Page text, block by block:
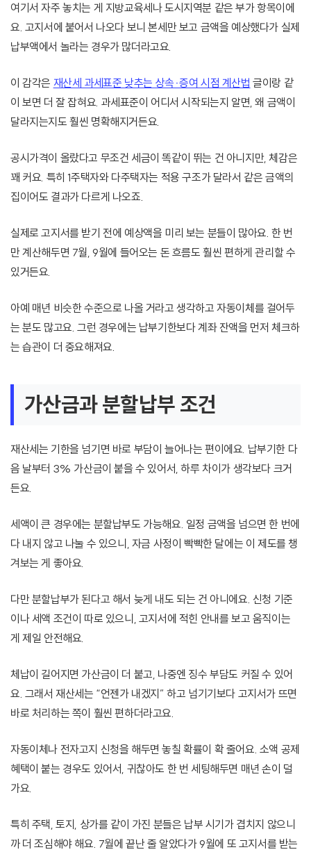
여기서 자주 놓치는 게 지방교육세나 도시지역분 같은 부가 항목이에
요. 고지서에 붙어서 나오다 보니 본세만 보고 금액을 예상했다가 실제
납부액에서 놀라는 경우가 많더라고요.
이 감각은 재산세 과세표준 낮추는 상속·증여 시점 계산법 글이랑 같
이 보면 더 잘 잡혀요. 과세표준이 어디서 시작되는지 알면, 왜 금액이
달라지는지도 훨씬 명확해지거든요.
공시가격이 올랐다고 무조건 세금이 똑같이 뛰는 건 아니지만, 체감은
꽤 커요. 특히 1주택자와 다주택자는 적용 구조가 달라서 같은 금액의
집이어도 결과가 다르게 나오죠.
실제로 고지서를 받기 전에 예상액을 미리 보는 분들이 많아요. 한 번
만 계산해두면 7월, 9월에 들어오는 돈 흐름도 훨씬 편하게 관리할 수
있거든요.
아예 매년 비슷한 수준으로 나올 거라고 생각하고 자동이체를 걸어두
는 분도 많고요. 그런 경우에는 납부기한보다 계좌 잔액을 먼저 체크하
는 습관이 더 중요해져요.
가산금과 분할납부 조건
재산세는 기한을 넘기면 바로 부담이 늘어나는 편이에요. 납부기한 다
음 날부터 3% 가산금이 붙을 수 있어서, 하루 차이가 생각보다 크거
든요.
세액이 큰 경우에는 분할납부도 가능해요. 일정 금액을 넘으면 한 번에
다 내지 않고 나눌 수 있으니, 자금 사정이 빡빡한 달에는 이 제도를 챙
겨보는 게 좋아요.
다만 분할납부가 된다고 해서 늦게 내도 되는 건 아니에요. 신청 기준
이나 세액 조건이 따로 있으니, 고지서에 적힌 안내를 보고 움직이는
게 제일 안전해요.
체납이 길어지면 가산금이 더 붙고, 나중엔 징수 부담도 커질 수 있어
요. 그래서 재산세는 “언젠가 내겠지” 하고 넘기기보다 고지서가 뜨면
바로 처리하는 쪽이 훨씬 편하더라고요.
자동이체나 전자고지 신청을 해두면 놓칠 확률이 확 줄어요. 소액 공제
혜택이 붙는 경우도 있어서, 귀찮아도 한 번 세팅해두면 매년 손이 덜
가요.
특히 주택, 토지, 상가를 같이 가진 분들은 납부 시기가 겹치지 않으니
까 더 조심해야 해요. 7월에 끝난 줄 알았다가 9월에 또 고지서를 받는